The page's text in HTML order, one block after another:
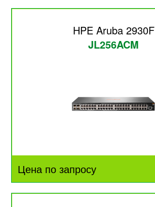
HPE Aruba 2930F
JL256ACM
Цена по запросу